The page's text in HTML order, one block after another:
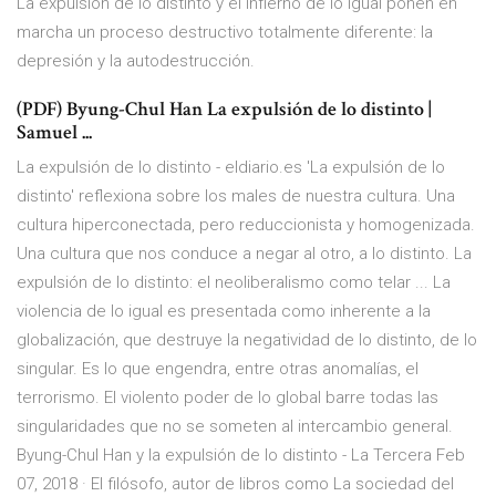
marcha un proceso destructivo totalmente diferente: la
depresión y la autodestrucción.
(PDF) Byung-Chul Han La expulsión de lo distinto |
Samuel ...
La expulsión de lo distinto - eldiario.es 'La expulsión de lo
distinto' reflexiona sobre los males de nuestra cultura. Una
cultura hiperconectada, pero reduccionista y homogenizada.
Una cultura que nos conduce a negar al otro, a lo distinto. La
expulsión de lo distinto: el neoliberalismo como telar ... La
violencia de lo igual es presentada como inherente a la
globalización, que destruye la negatividad de lo distinto, de lo
singular. Es lo que engendra, entre otras anomalías, el
terrorismo. El violento poder de lo global barre todas las
singularidades que no se someten al intercambio general.
Byung-Chul Han y la expulsión de lo distinto - La Tercera Feb
07, 2018 · El filósofo, autor de libros como La sociedad del